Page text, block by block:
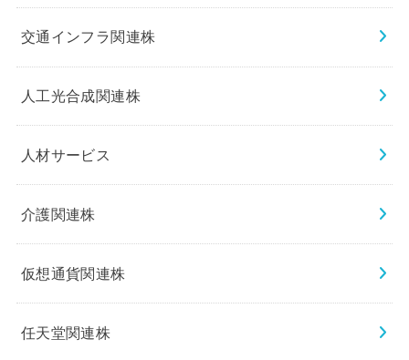
交通インフラ関連株
人工光合成関連株
人材サービス
介護関連株
仮想通貨関連株
任天堂関連株